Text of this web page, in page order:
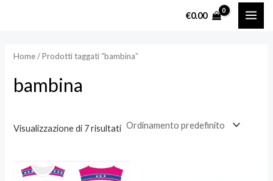
€0.00
Home/ Prodotti taggati “bambina”
bambina
Visualizzazione di 7 risultati